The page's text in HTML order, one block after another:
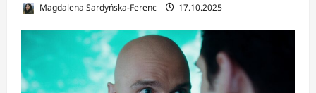
Magdalena Sardyńska-Ferenc 17.10.2025